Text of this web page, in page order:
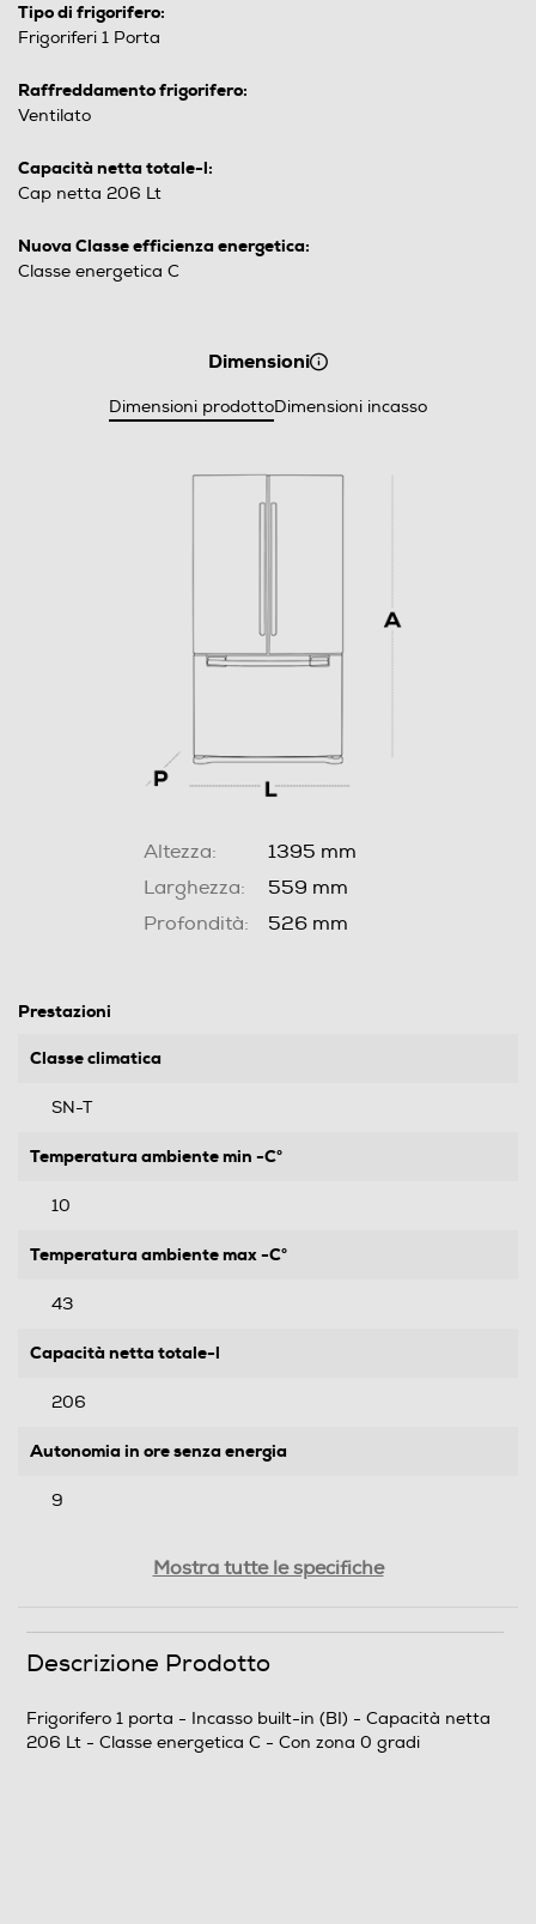
Tipo di frigorifero:
Frigoriferi 1 Porta
Raffreddamento frigorifero:
Ventilato
Capacità netta totale-l:
Cap netta 206 Lt
Nuova Classe efficienza energetica:
Classe energetica C
Dimensioni
Dimensioni prodottoDimensioni incasso
Altezza:
1395 mm
Larghezza:
559 mm
Profondità:
526 mm
Prestazioni
Classe climatica
SN-T
Temperatura ambiente min -C°
10
Temperatura ambiente max -C°
43
Capacità netta totale-l
206
Autonomia in ore senza energia
9
Mostra tutte le specifiche
Descrizione Prodotto
Frigorifero 1 porta - Incasso built-in (BI) - Capacità netta
206 Lt - Classe energetica C - Con zona 0 gradi